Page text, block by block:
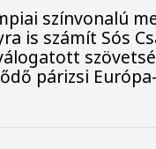
színvonalú
is számít Sós
párizsi